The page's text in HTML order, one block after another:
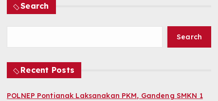
Search
Search
Recent Posts
POLNEP Pontianak Laksanakan PKM, Gandeng SMKN 1